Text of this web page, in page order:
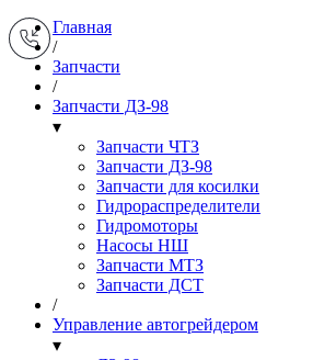
Главная
/
Запчасти
/
Запчасти ДЗ-98
▾
Запчасти ЧТЗ
Запчасти ДЗ-98
Запчасти для косилки
Гидрораспределители
Гидромоторы
Насосы НШ
Запчасти МТЗ
Запчасти ДСТ
/
Управление автогрейдером
▾